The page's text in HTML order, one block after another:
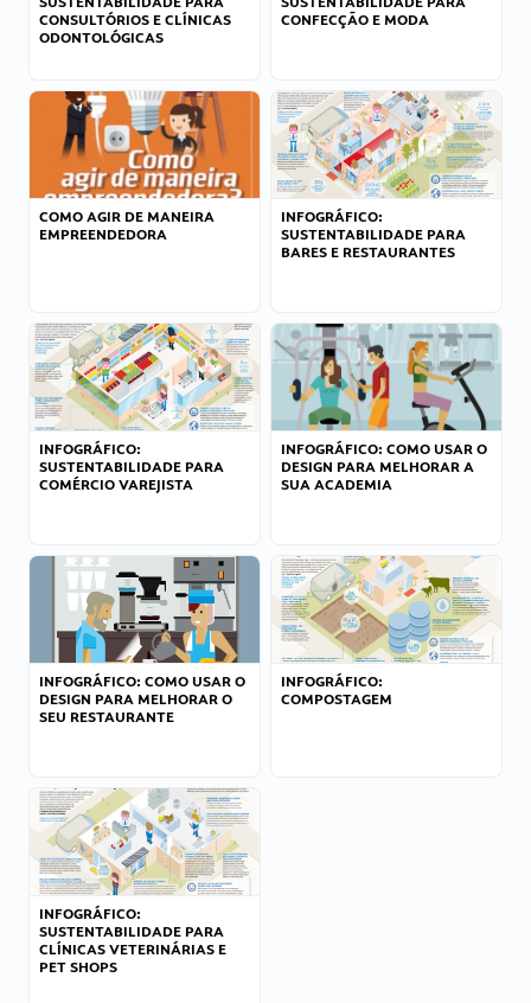
CONSULTÓRIOS E CLÍNICAS
ODONTOLÓGICAS
CONFECÇÃO E MODA
COMO AGIR DE MANEIRA
EMPREENDEDORA
INFOGRÁFICO:
SUSTENTABILIDADE PARA
BARES E RESTAURANTES
INFOGRÁFICO:
SUSTENTABILIDADE PARA
COMÉRCIO VAREJISTA
INFOGRÁFICO: COMO USAR O
DESIGN PARA MELHORAR A
SUA ACADEMIA
INFOGRÁFICO: COMO USAR O
DESIGN PARA MELHORAR O
SEU RESTAURANTE
INFOGRÁFICO:
COMPOSTAGEM
INFOGRÁFICO:
SUSTENTABILIDADE PARA
CLÍNICAS VETERINÁRIAS E
PET SHOPS